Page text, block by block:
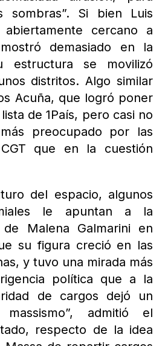
sombras”. Si bien Luis
abiertamente cercano a
demasiado en la
estructura se movilizó
distritos. Algo similar
Acuña, que logró poner
de 1País, pero casi no
preocupado por las
que en la cuestión
del espacio, algunos
le apuntan a la
de Malena Galmarini en
su figura creció en las
y tuvo una mirada más
política que a la
de cargos dejó un
admitió el
respecto de la idea